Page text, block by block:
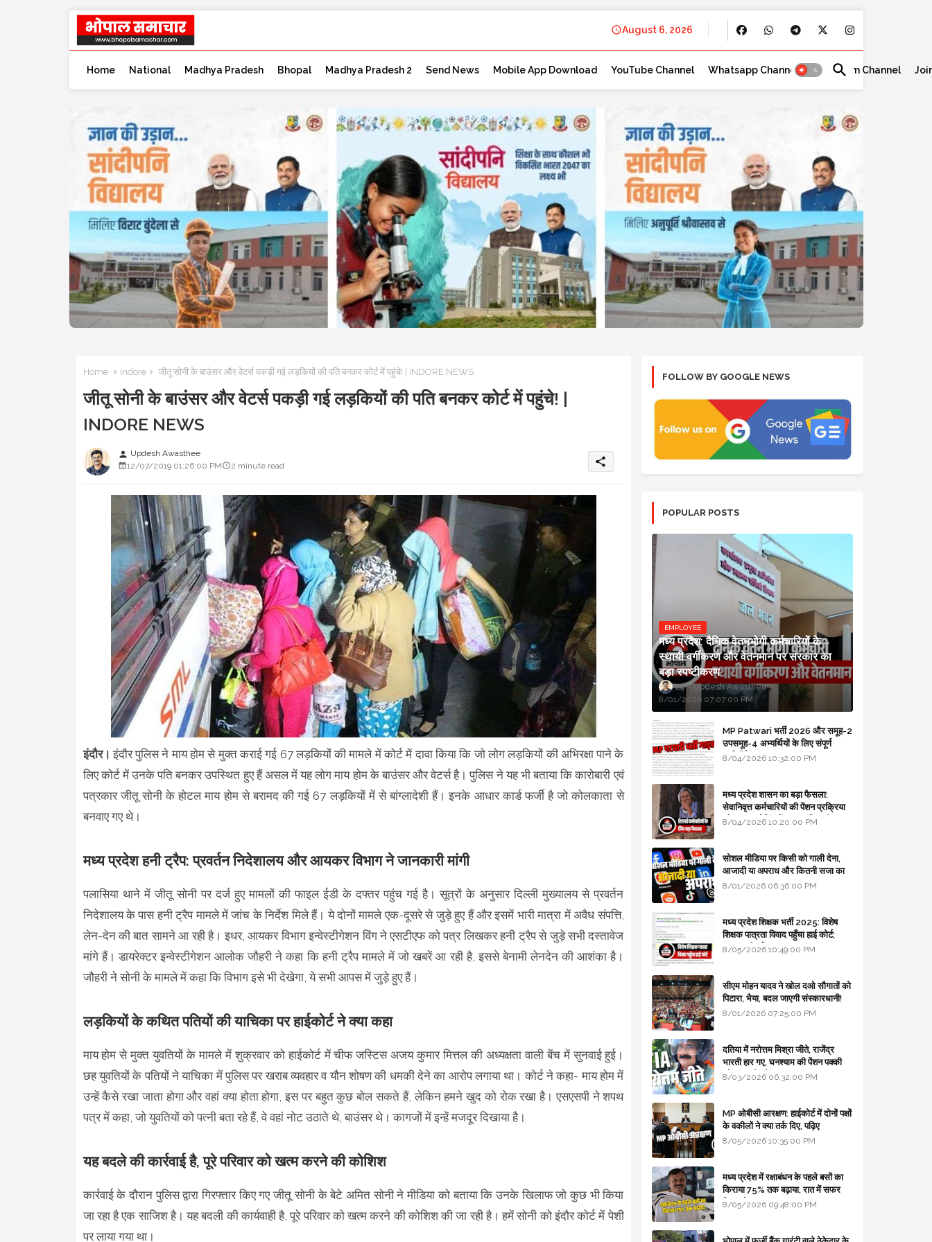
August 6, 2026
Home National Madhya Pradesh Bhopal Madhya Pradesh 2 Send News Mobile App Download YouTube Channel Whatsapp Channel Telegram Channel
Home Indore जीतू सोनी के बाउंसर और वेटर्स पकड़ी गई लड़कियों की पति बनकर कोर्ट में पहुंचे! | INDORE NEWS
जीतू सोनी के बाउंसर और वेटर्स पकड़ी गई लड़कियों की पति बनकर कोर्ट में पहुंचे! |
INDORE NEWS
person Updesh Awasthee
12/07/2019 01:26:00 PM
2 minute read share
इंदौर। इंदौर पुलिस ने माय होम से मुक्त कराई गई 67 लड़कियों की मामले में कोर्ट में दावा किया कि जो लोग लड़कियों की अभिरक्षा पाने के
लिए कोर्ट में उनके पति बनकर उपस्थित हुए हैं असल में यह लोग माय होम के बाउंसर और वेटर्स है। पुलिस ने यह भी बताया कि कारोबारी एवं
पत्रकार जीतू सोनी के होटल माय होम से बरामद की गई 67 लड़कियों में से बांग्लादेशी हैं। इनके आधार कार्ड फर्जी है जो कोलकाता से
बनवाए गए थे।
मध्य प्रदेश हनी ट्रैप: प्रवर्तन निदेशालय और आयकर विभाग ने जानकारी मांगी
पलासिया थाने में जीतू सोनी पर दर्ज हुए मामलों की फाइल ईडी के दफ्तर पहुंच गई है। सूत्रों के अनुसार दिल्ली मुख्यालय से प्रवर्तन
निदेशालय के पास हनी ट्रैप मामले में जांच के निर्देश मिले हैं। ये दोनों मामले एक-दूसरे से जुड़े हुए हैं और इसमें भारी मात्रा में अवैध संपत्ति,
लेन-देन की बात सामने आ रही है। इधर, आयकर विभाग इन्वेस्टीगेशन विंग ने एसटीएफ को पत्र लिखकर हनी ट्रैप से जुड़े सभी दस्तावेज
मांगे हैं। डायरेक्टर इन्वेस्टीगेशन आलोक जौहरी ने कहा कि हनी ट्रैप मामले में जो खबरें आ रही है, इससे बेनामी लेनदेन की आशंका है।
जौहरी ने सोनी के मामले में कहा कि विभाग इसे भी देखेगा, ये सभी आपस में जुड़े हुए हैं।
लड़कियों के कथित पतियों की याचिका पर हाईकोर्ट ने क्या कहा
माय होम से मुक्त युवतियों के मामले में शुक्रवार को हाईकोर्ट में चीफ जस्टिस अजय कुमार मित्तल की अध्यक्षता वाली बेंच में सुनवाई हुई।
छह युवतियों के पतियों ने याचिका में पुलिस पर खराब व्यवहार व यौन शोषण की धमकी देने का आरोप लगाया था। कोर्ट ने कहा- माय होम में
उन्हें कैसे रखा जाता होगा और वहां क्या होता होगा, इस पर बहुत कुछ बोल सकते हैं, लेकिन हमने खुद को रोक रखा है। एसएसपी ने शपथ
पत्र में कहा, जो युवतियों को पत्नी बता रहे हैं, वे वहां नोट उठाते थे, बाउंसर थे। कागजों में इन्हें मजदूर दिखाया है।
यह बदले की कार्रवाई है, पूरे परिवार को खत्म करने की कोशिश
कार्रवाई के दौरान पुलिस द्वारा गिरफ्तार किए गए जीतू सोनी के बेटे अमित सोनी ने मीडिया को बताया कि उनके खिलाफ जो कुछ भी किया
जा रहा है एक साजिश है। यह बदली की कार्यवाही है, पूरे परिवार को खत्म करने की कोशिश की जा रही है। हमें सोनी को इंदौर कोर्ट में पेशी
पर लाया गया था।
FOLLOW BY GOOGLE NEWS
POPULAR POSTS
EMPLOYEE
मध्य प्रदेश: दैनिक वेतनभोगी कर्मचारियों के
स्थायी वर्गीकरण और वेतनमान पर सरकार का
बड़ा स्पष्टीकरण
Updesh Awasthee
8/01/2026 07:07:00 PM
MP Patwari भर्ती 2026 और समूह-2
उपसमूह-4 अभ्यर्थियों के लिए संपूर्ण
मार्गदर्शिका
8/04/2026 10:32:00 PM
मध्य प्रदेश शासन का बड़ा फैसला:
सेवानिवृत्त कर्मचारियों की पेंशन प्रक्रिया
और बजट कोडिंग में हुए क्रांतिकारी
8/04/2026 10:20:00 PM
सोशल मीडिया पर किसी को गाली देना,
आजादी या अपराध और कितनी सजा का
प्रावधान - free legal advice
8/01/2026 06:36:00 PM
मध्य प्रदेश शिक्षक भर्ती 2025: विशेष
शिक्षक पात्रता विवाद पहुँचा हाई कोर्ट;
सरकार से माँगा जवाब
8/05/2026 10:49:00 PM
सीएम मोहन यादव ने खोल दओ सौगातों को
पिटारा, भैया, बदल जाएगी संस्कारधानी!
8/01/2026 07:25:00 PM
दतिया में नरोत्तम मिश्रा जीते, राजेंद्र
भारती हार गए, घनश्याम की पेंशन पक्की
और आशुतोष बैक टू...
8/03/2026 06:32:00 PM
MP ओबीसी आरक्षण: हाईकोर्ट में दोनों पक्षों
के वकीलों ने क्या तर्क दिए, पढ़िए
8/05/2026 10:35:00 PM
मध्य प्रदेश में रक्षाबंधन के पहले बसों का
किराया 75% तक बढ़ाया, रात में सफर
किया तो 10% एक्स्ट्रा
8/05/2026 09:48:00 PM